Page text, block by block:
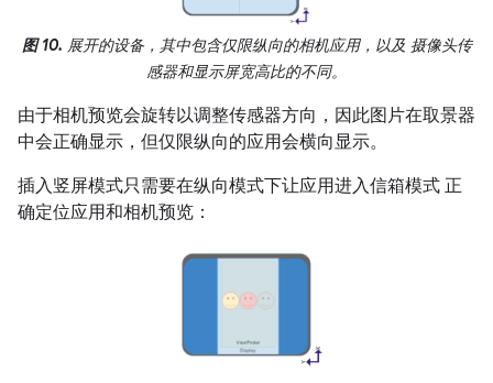
图 10. 展开的设备，其中包含仅限纵向的相机应用，以及 摄像头传
感器和显示屏宽高比的不同。
由于相机预览会旋转以调整传感器方向，因此图片在取景器
中会正确显示，但仅限纵向的应用会横向显示。
插入竖屏模式只需要在纵向模式下让应用进入信箱模式 正
确定位应用和相机预览：